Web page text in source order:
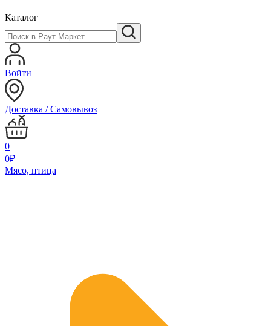
Каталог
Войти
Доставка / Самовывоз
0
0₽
Мясо, птица